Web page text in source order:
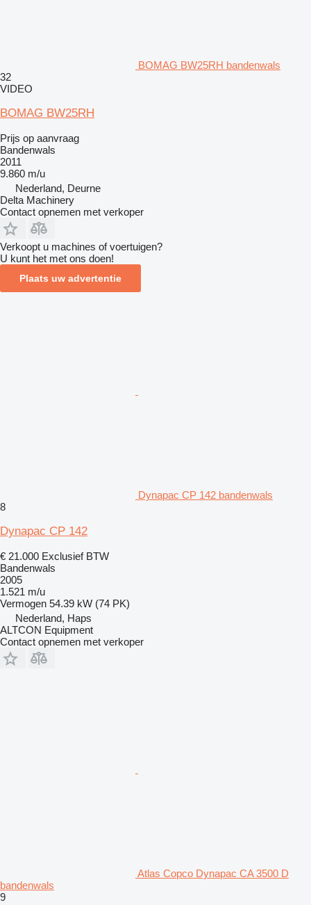
BOMAG BW25RH bandenwals
32
VIDEO
BOMAG BW25RH
Prijs op aanvraag
Bandenwals
2011
9.860 m/u
Nederland, Deurne
Delta Machinery
Contact opnemen met verkoper
Verkoopt u machines of voertuigen?
U kunt het met ons doen!
Plaats uw advertentie
Dynapac CP 142 bandenwals
8
Dynapac CP 142
€ 21.000 Exclusief BTW
Bandenwals
2005
1.521 m/u
Vermogen 54.39 kW (74 PK)
Nederland, Haps
ALTCON Equipment
Contact opnemen met verkoper
Atlas Copco Dynapac CA 3500 D
bandenwals
9